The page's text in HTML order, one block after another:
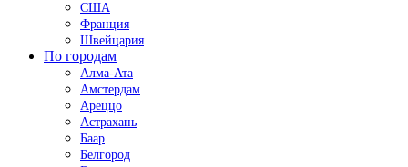
США
Франция
Швейцария
По городам
Алма-Ата
Амстердам
Ареццо
Астрахань
Баар
Белгород